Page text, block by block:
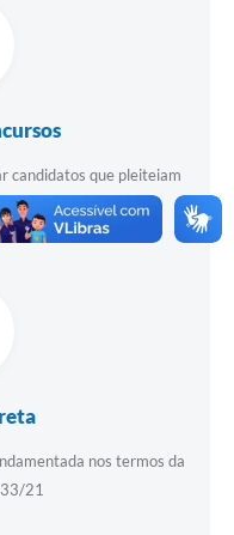
candidatos que pleiteiam
nos termos da
21